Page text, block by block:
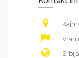
Srbija